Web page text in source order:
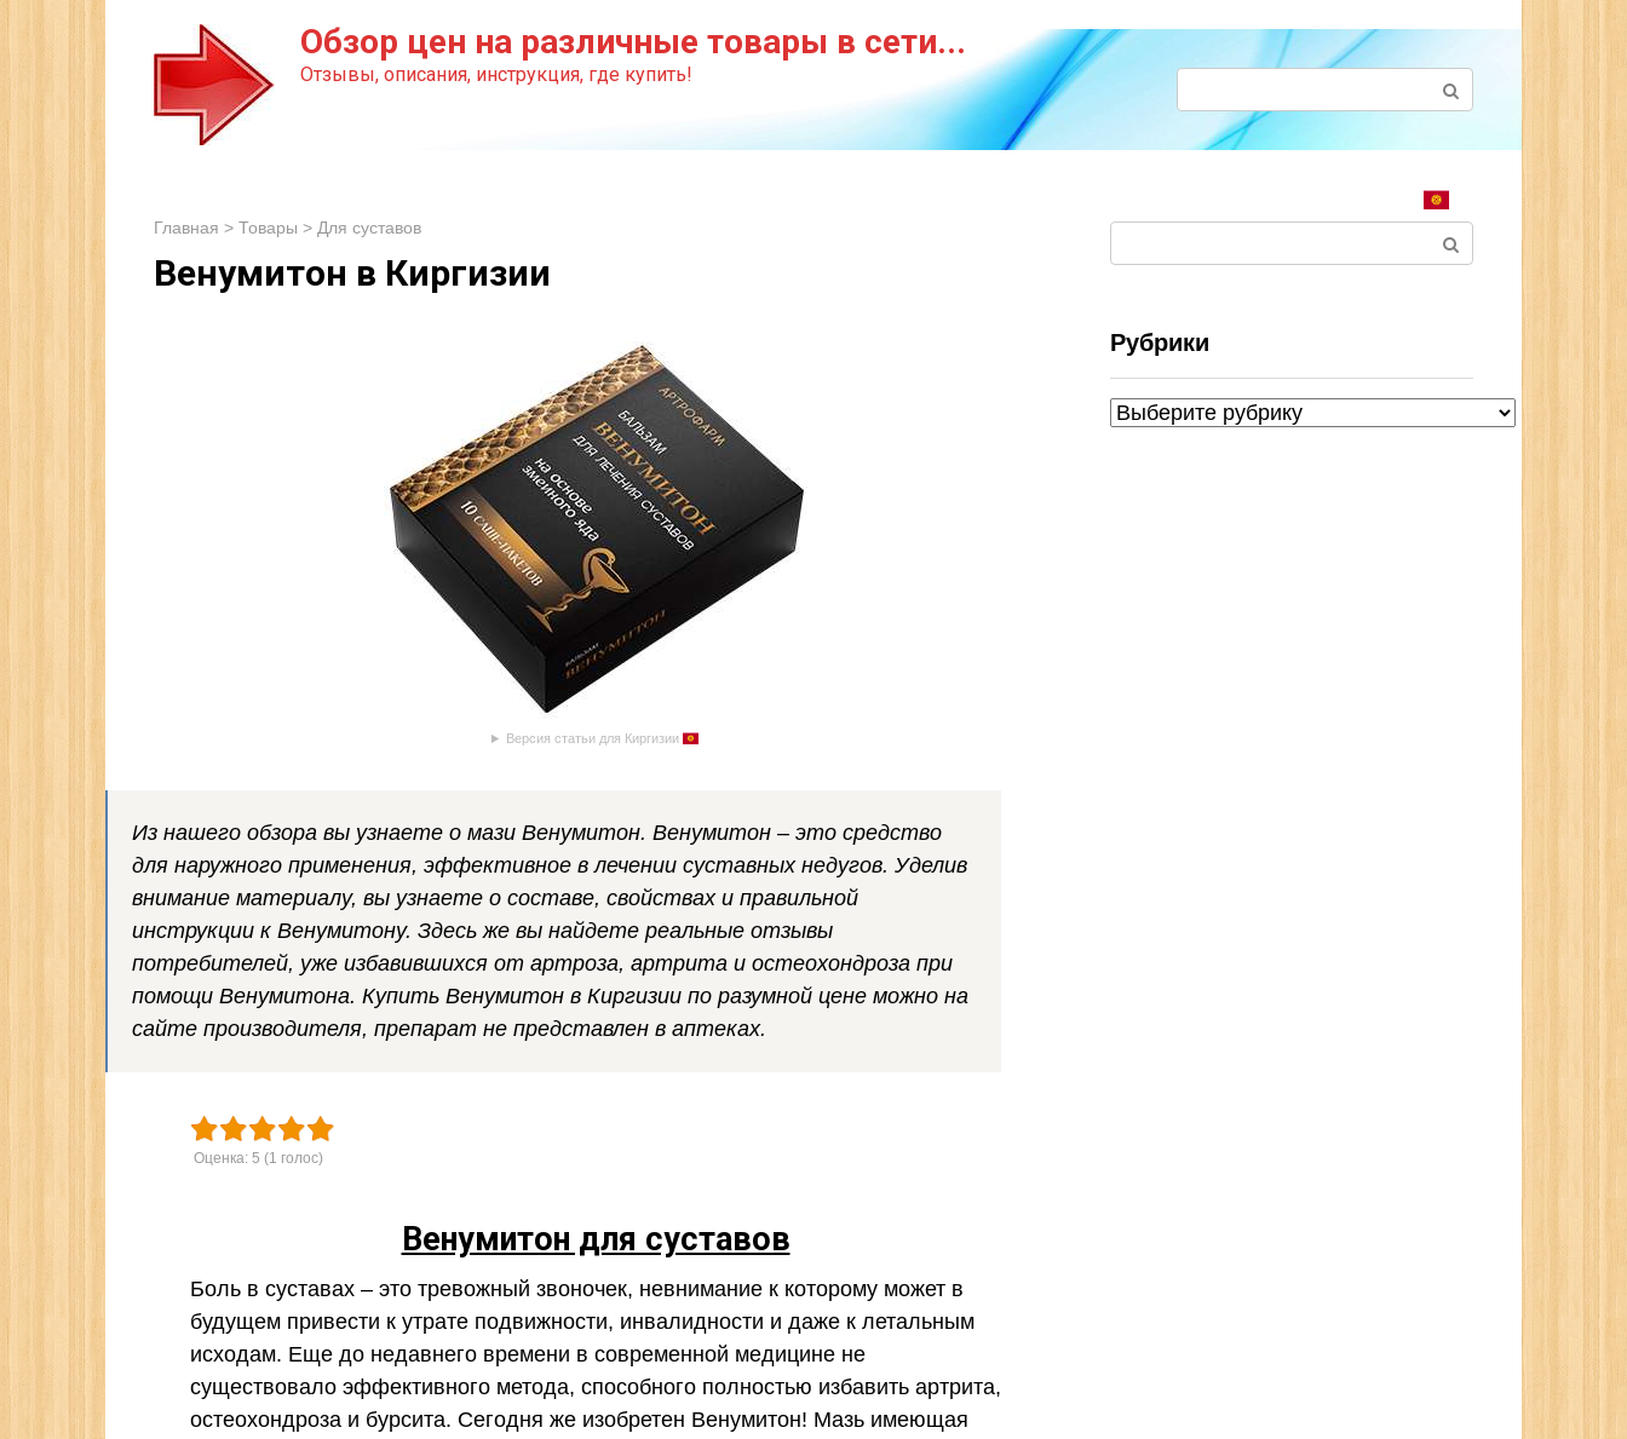
Обзор цен на различные товары в сети...
Отзывы, описания, инструкция, где купить!
Главная > Товары > Для суставов
Венумитон в Киргизии
Версия статьи для Киргизии
Из нашего обзора вы узнаете о мази Венумитон. Венумитон – это средство
для наружного применения, эффективное в лечении суставных недугов. Уделив
внимание материалу, вы узнаете о составе, свойствах и правильной
инструкции к Венумитону. Здесь же вы найдете реальные отзывы
потребителей, уже избавившихся от артроза, артрита и остеохондроза при
помощи Венумитона. Купить Венумитон в Киргизии по разумной цене можно на
сайте производителя, препарат не представлен в аптеках.
Оценка: 5 (1 голос)
Венумитон для суставов
Боль в суставах – это тревожный звоночек, невнимание к которому может в
будущем привести к утрате подвижности, инвалидности и даже к летальным
исходам. Еще до недавнего времени в современной медицине не
существовало эффективного метода, способного полностью избавить артрита,
остеохондроза и бурсита. Сегодня же изобретен Венумитон! Мазь имеющая
Рубрики
Рубрики